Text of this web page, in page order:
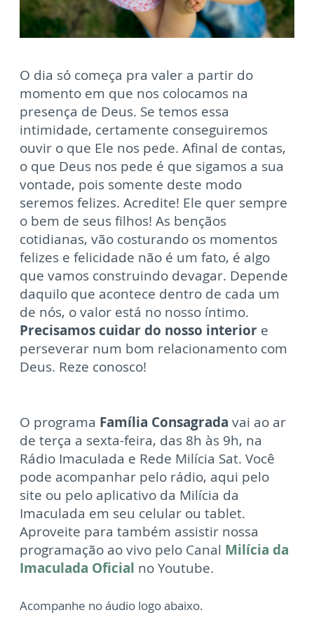
O dia só começa pra valer a partir do
momento em que nos colocamos na
presença de Deus. Se temos essa
intimidade, certamente conseguiremos
ouvir o que Ele nos pede. Afinal de contas,
o que Deus nos pede é que sigamos a sua
vontade, pois somente deste modo
seremos felizes. Acredite! Ele quer sempre
o bem de seus filhos! As bençãos
cotidianas, vão costurando os momentos
felizes e felicidade não é um fato, é algo
que vamos construindo devagar. Depende
daquilo que acontece dentro de cada um
de nós, o valor está no nosso íntimo.
Precisamos cuidar do nosso interior e
perseverar num bom relacionamento com
Deus. Reze conosco!
O programa Família Consagrada vai ao ar
de terça a sexta-feira, das 8h às 9h, na
Rádio Imaculada e Rede Milícia Sat. Você
pode acompanhar pelo rádio, aqui pelo
site ou pelo aplicativo da Milícia da
Imaculada em seu celular ou tablet.
Aproveite para também assistir nossa
programação ao vivo pelo Canal Milícia da
Imaculada Oficial no Youtube.
Acompanhe no áudio logo abaixo.